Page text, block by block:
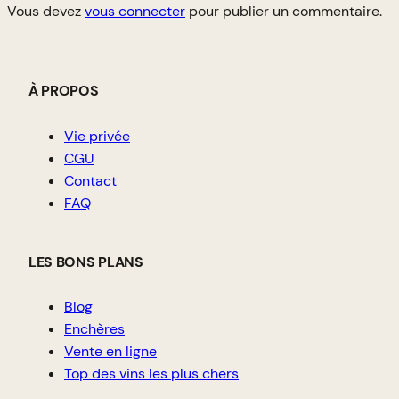
Vous devezvous connecter pour publier un commentaire.
À PROPOS
Vie privée
CGU
Contact
FAQ
LES BONS PLANS
Blog
Enchères
Vente en ligne
Top des vins les plus chers